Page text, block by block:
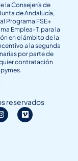
la Consejería de
de Andalucía,
Programa FSE+
Emplea-T, para la
en el ámbito de la
a la segunda
por parte de
contratación
reservados